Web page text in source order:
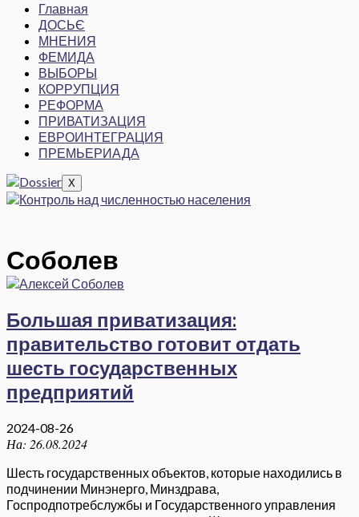
Главная
ДОСЬЄ
МНЕНИЯ
ФЕМИДА
ВЫБОРЫ
КОРРУПЦИЯ
РЕФОРМА
ПРИВАТИЗАЦИЯ
ЕВРОИНТЕГРАЦИЯ
ПРЕМЬЕРИАДА
X
Соболев
Большая приватизация:
правительство готовит отдать
шесть государственных
предприятий
2024-08-26
На: 26.08.2024
Шесть государственных объектов, которые находились в
подчинении Минэнерго, Минздрава,
Госпродпотребслужбы и Государственного управления